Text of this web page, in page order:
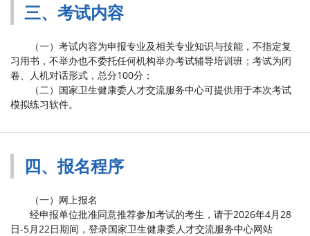
三、考试内容
（一）考试内容为申报专业及相关专业知识与技能，不指定复
习用书，不举办也不委托任何机构举办考试辅导培训班；考试为闭
卷、人机对话形式，总分100分；
（二）国家卫生健康委人才交流服务中心可提供用于本次考试
模拟练习软件。
四、报名程序
（一）网上报名
经申报单位批准同意推荐参加考试的考生，请于2026年4月28
日-5月22日期间，登录国家卫生健康委人才交流服务中心网站